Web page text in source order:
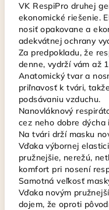
VK RespiPro druhej
ekonomické riešenie.
nosiť opakovane a
adekvátnej ochrany
Za predpokladu, že
denne, vydrží vám až
Anatomický tvar a
priľnavosť k tvári,
podsávaniu vzduchu.
Nanovláknový
cez neho dobre dýcha
Na tvári drží masku
Vďaka výbornej
pružnejšie, nerežú,
komfort pri nosení
Samotná veľkosť
Vďaka novým
dojem, že oproti